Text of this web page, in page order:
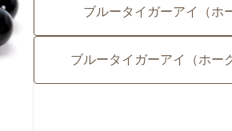
ブルータイガーアイ（ホ
ブルータイガーアイ（ホー